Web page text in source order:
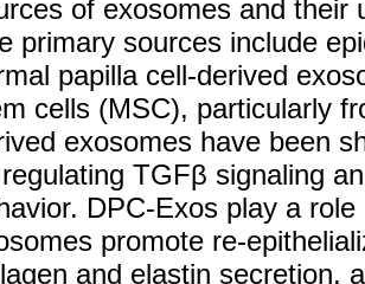
of exosomes and their
primary sources include
papilla cell-derived
cells (MSC), particularly
exosomes have been
TGFβ signaling
DPC-Exos play a
promote re-
and elastin secretion,